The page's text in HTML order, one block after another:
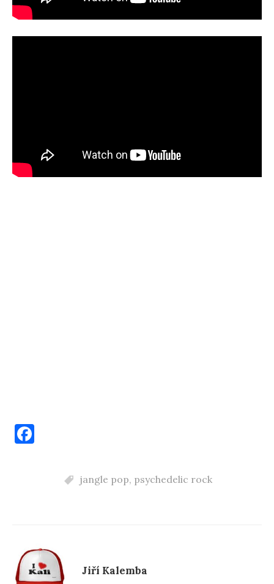
o
k
jangle pop, psychedelic rock
Jiří Kalemba